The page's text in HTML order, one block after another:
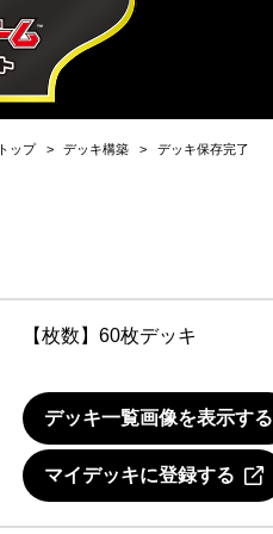
トップ デッキ構築 デッキ保存完了
【枚数】60枚デッキ
デッキ一覧画像を表示する
マイデッキに登録する